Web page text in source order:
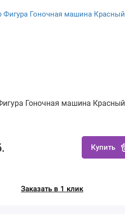
Гоночная машина Красный
Купить
Заказать в 1 клик